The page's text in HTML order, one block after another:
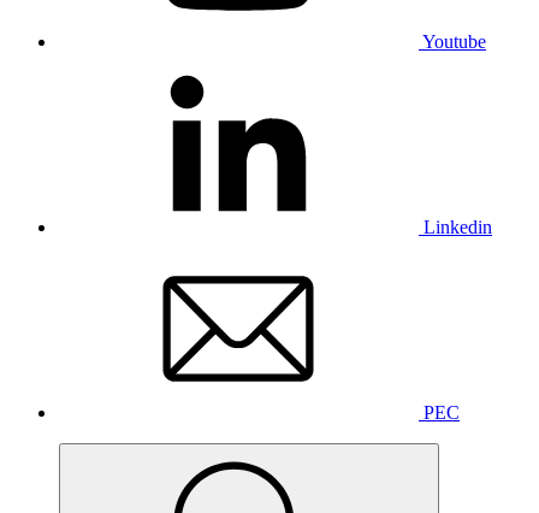
Youtube
Linkedin
PEC